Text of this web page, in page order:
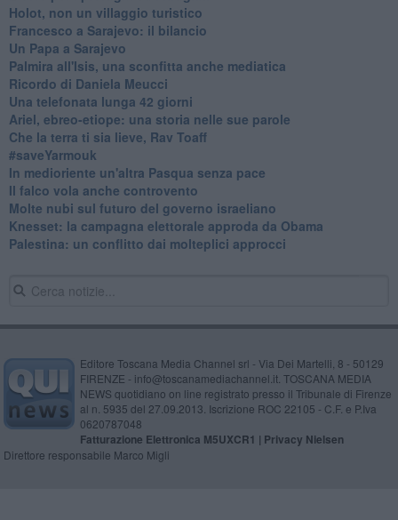
Holot, non un villaggio turistico
Francesco a Sarajevo: il bilancio
Un Papa a Sarajevo
Palmira all'Isis, una sconfitta anche mediatica
Ricordo di Daniela Meucci
​Una telefonata lunga 42 giorni
​Ariel, ebreo-etiope: una storia nelle sue parole
Che la terra ti sia lieve, Rav Toaff
​#saveYarmouk
​In medioriente un'altra Pasqua senza pace
​Il falco vola anche controvento
Molte nubi sul futuro del governo israeliano
Knesset: la campagna elettorale approda da Obama
Palestina: un conflitto dai molteplici approcci
Editore Toscana Media Channel srl - Via Dei Martelli, 8 - 50129
FIRENZE - info@toscanamediachannel.it. TOSCANA MEDIA
NEWS quotidiano on line registrato presso il Tribunale di Firenze
al n. 5935 del 27.09.2013. Iscrizione ROC 22105 - C.F. e P.Iva
0620787048
Fatturazione Elettronica M5UXCR1 | Privacy Nielsen
Direttore responsabile Marco Migli